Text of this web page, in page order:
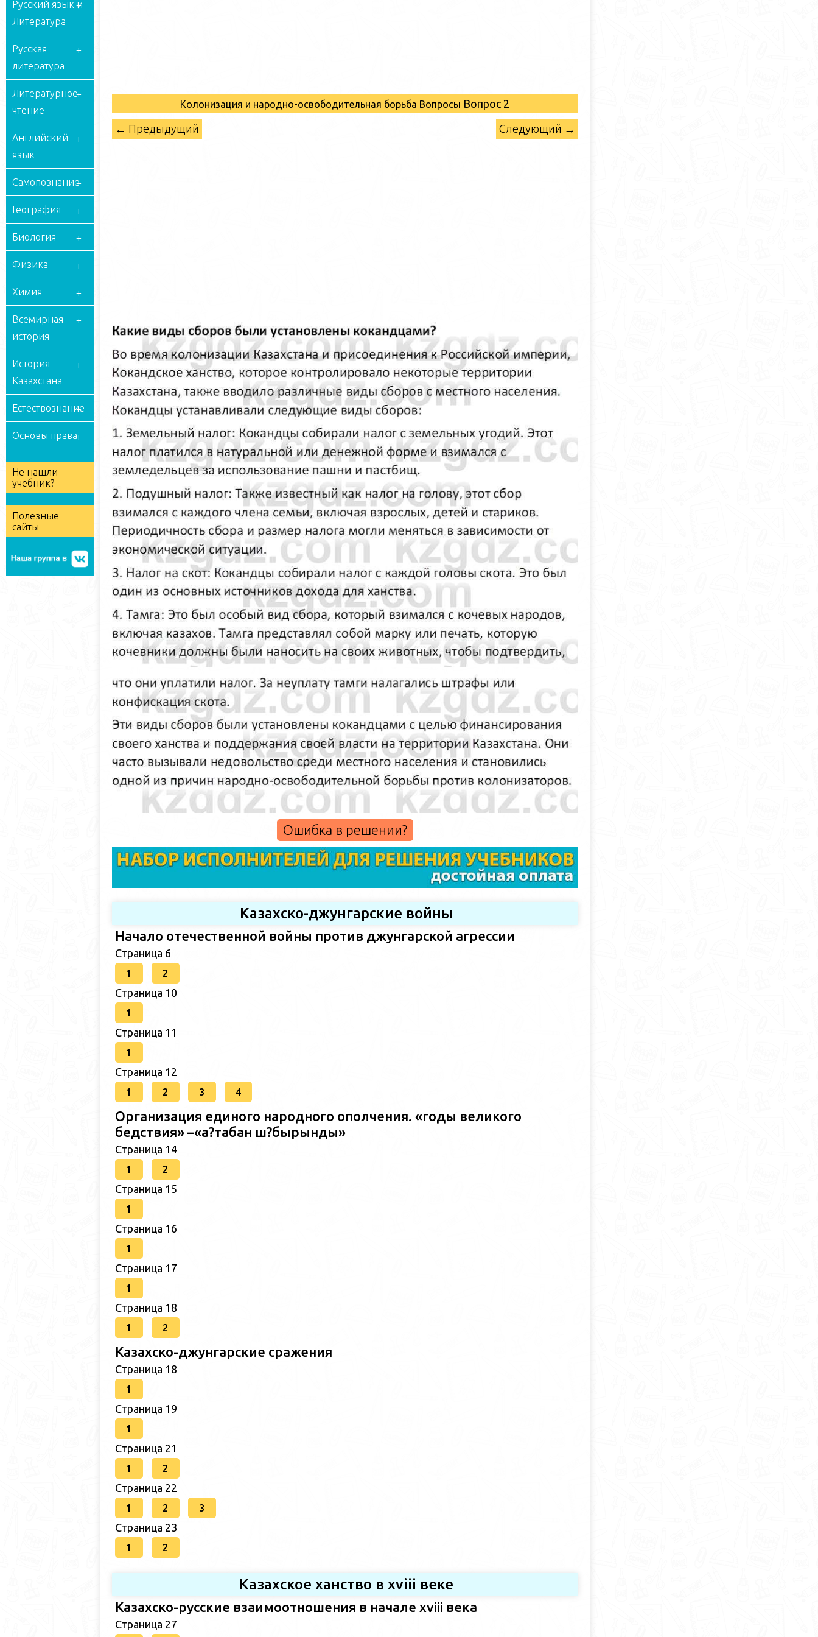
Русский язык и
Литература
Русская
литература
Литературное
чтение
Английский
язык
Самопознание
География
Биология
Физика
Химия
Всемирная
история
История
Казахстана
Естествознание
Основы права
Не нашли
учебник?
Полезные
сайты
Колонизация и народно-освободительная борьба Вопросы Вопрос 2
← Предыдущий Следующий →
Ошибка в решении?
Казахско-джунгарские войны
Начало отечественной войны против джунгарской агрессии
Страница 6
1 2
Страница 10
1
Страница 11
1
Страница 12
1 2 3 4
Организация единого народного ополчения. «годы великого
бедствия» –«а?табан ш?бырынды»
Страница 14
1 2
Страница 15
1
Страница 16
1
Страница 17
1
Страница 18
1 2
Казахско-джунгарские сражения
Страница 18
1
Страница 19
1
Страница 21
1 2
Страница 22
1 2 3
Страница 23
1 2
Казахское ханство в хviii веке
Казахско-русские взаимоотношения в начале xviii века
Страница 27